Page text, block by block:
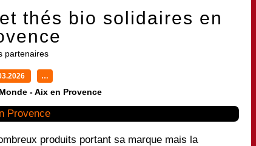
thés bio solidaires en
partenaires
…
- Aix en Provence
produits portant sa marque mais la